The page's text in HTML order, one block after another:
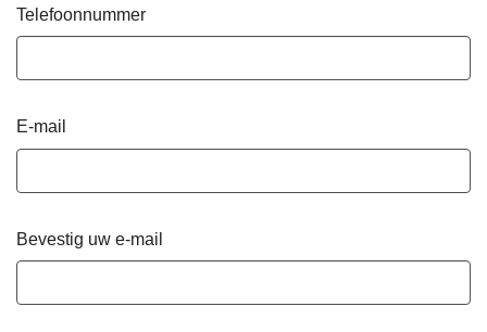
Telefoonnummer
E-mail
Bevestig uw e-mail